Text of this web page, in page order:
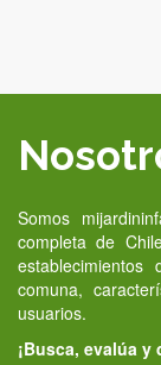
Somos
completa de
comuna,
usuarios.
¡Busca, evalúa y